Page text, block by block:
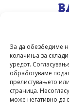
За да обезбедиме
колачиња за
уредот.
обработуваме
прелистувањето
страница.
може негативно да